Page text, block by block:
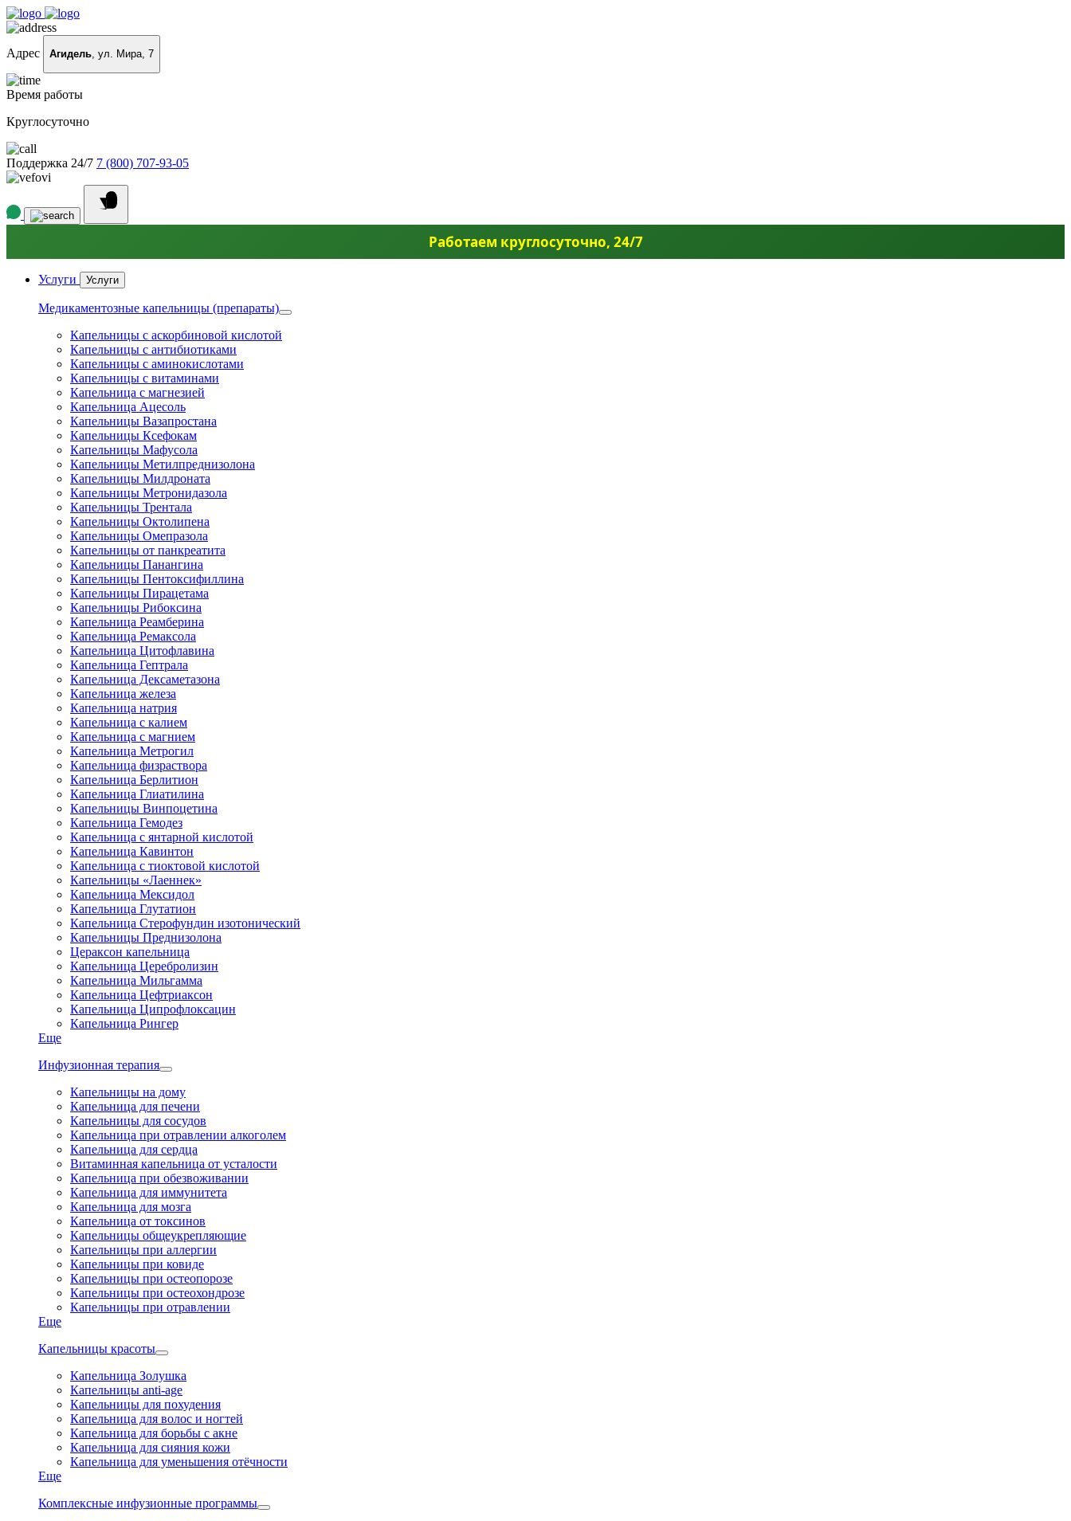
Адрес Агидель, ул. Мира, 7
Время работы
Круглосуточно
Поддержка 24/7 7 (800) 707-93-05
Работаем круглосуточно, 24/7
Услуги Услуги
Медикаментозные капельницы (препараты)
Капельницы с аскорбиновой кислотой
Капельницы с антибиотиками
Капельницы с аминокислотами
Капельницы с витаминами
Капельница с магнезией
Капельница Ацесоль
Капельницы Вазапростана
Капельницы Ксефокам
Капельницы Мафусола
Капельницы Метилпреднизолона
Капельницы Милдроната
Капельницы Метронидазола
Капельницы Трентала
Капельницы Октолипена
Капельницы Омепразола
Капельницы от панкреатита
Капельницы Панангина
Капельницы Пентоксифиллина
Капельницы Пирацетама
Капельницы Рибоксина
Капельница Реамберина
Капельница Ремаксола
Капельница Цитофлавина
Капельница Гептрала
Капельница Дексаметазона
Капельница железа
Капельница натрия
Капельница с калием
Капельница с магнием
Капельница Метрогил
Капельница физраствора
Капельница Берлитион
Капельница Глиатилина
Капельницы Винпоцетина
Капельница Гемодез
Капельница с янтарной кислотой
Капельница Кавинтон
Капельница с тиоктовой кислотой
Капельницы «Лаеннек»
Капельница Мексидол
Капельница Глутатион
Капельница Стерофундин изотонический
Капельницы Преднизолона
Цераксон капельница
Капельница Церебролизин
Капельница Мильгамма
Капельница Цефтриаксон
Капельница Ципрофлоксацин
Капельница Рингер
Еще
Инфузионная терапия
Капельницы на дому
Капельница для печени
Капельницы для сосудов
Капельница при отравлении алкоголем
Капельница для сердца
Витаминная капельница от усталости
Капельница при обезвоживании
Капельница для иммунитета
Капельница для мозга
Капельница от токсинов
Капельницы общеукрепляющие
Капельницы при аллергии
Капельницы при ковиде
Капельницы при остеопорозе
Капельницы при остеохондрозе
Капельницы при отравлении
Еще
Капельницы красоты
Капельница Золушка
Капельницы anti-age
Капельницы для похудения
Капельница для волос и ногтей
Капельница для борьбы с акне
Капельница для сияния кожи
Капельница для уменьшения отёчности
Еще
Комплексные инфузионные программы